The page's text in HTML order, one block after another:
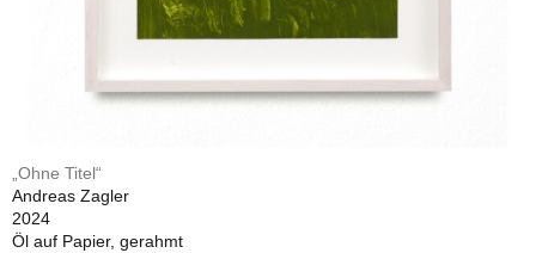
„Ohne Titel“
Andreas Zagler
2024
Öl auf Papier, gerahmt